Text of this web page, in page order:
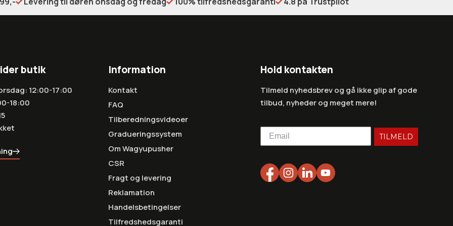
butik
12:00-17:00
18:00
Information
Kontakt
FAQ
Tilberedningsvideoer
Gradueringssystem
Om Wagyupusher
CSR
Fragt og levering
Reklamation
Handelsbetingelser
Tilfredshedsgaranti
Hold kontakten
Tilmeld nyhedsbrev og gå ikke glip af gode
tilbud, nyheder og meget mere!
TILMELD